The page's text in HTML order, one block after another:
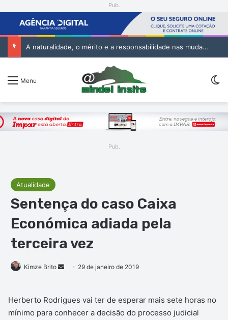
Pub.
A naturalidade, o mérito e a responsabilidade nas mudanças na Administração Pública
Menu
Pub.
Atualidade
Sentença do caso Caixa
Económica adiada pela
terceira vez
Kimze Brito
Mande
mail
29 de janeiro de 2019
Herberto Rodrigues vai ter de esperar mais sete horas no
mínimo para conhecer a decisão do processo judicial